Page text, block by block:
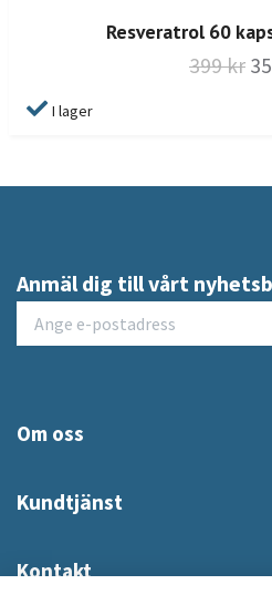
Resveratrol 60
399 kr
I lager
Anmäl dig till vårt
Om oss
Kundtjänst
Kontakt